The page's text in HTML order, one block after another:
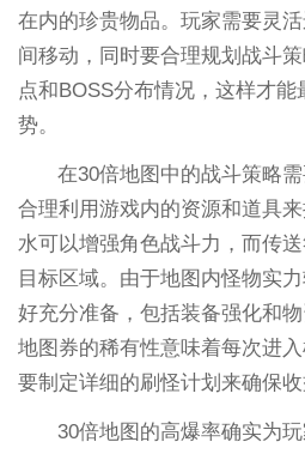
在内的珍贵物品。玩家需要灵
间移动，同时要合理规划战斗
点和BOSS分布情况，这样才
势。
在30倍地图中的战斗策略
合理利用游戏内的资源和道具
水可以增强角色战斗力，而传
目标区域。由于地图内怪物实
好充分准备，包括装备强化和
地图券的稀有性意味着每次进
要制定详细的刷怪计划来确保收
30倍地图的高爆率确实为